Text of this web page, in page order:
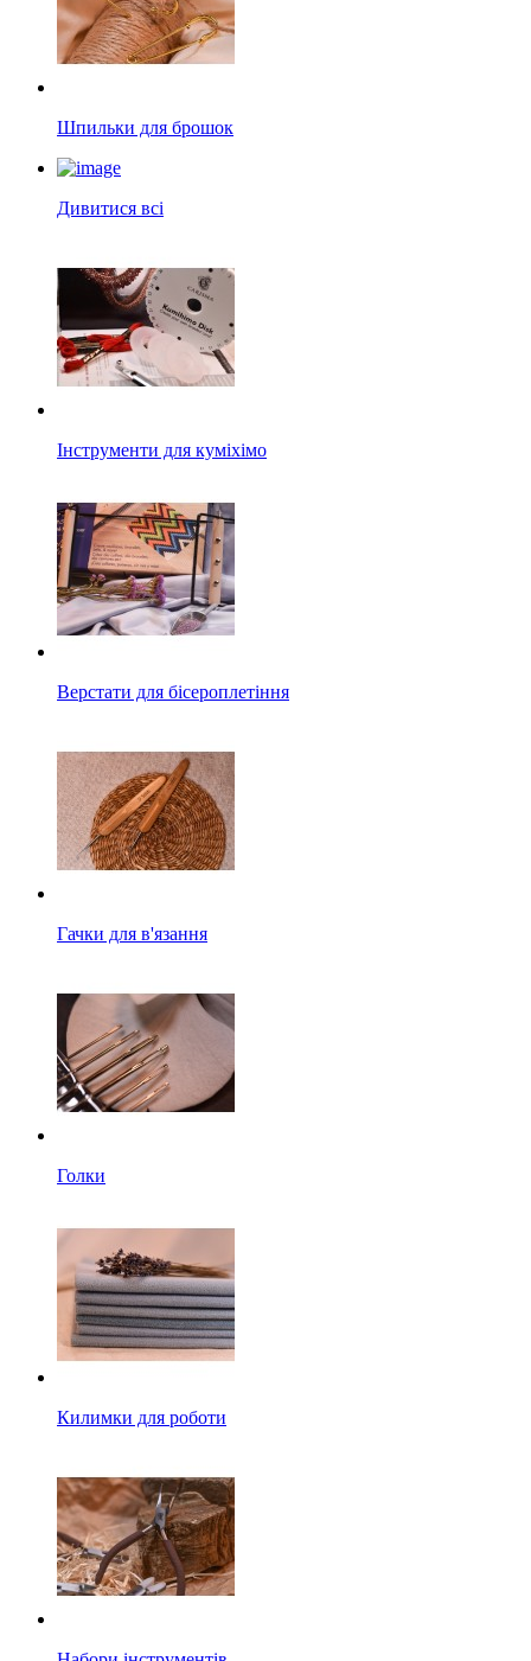
Шпильки для брошок
Дивитися всі
Інструменти для куміхімо
Верстати для бісероплетіння
Гачки для в'язання
Голки
Килимки для роботи